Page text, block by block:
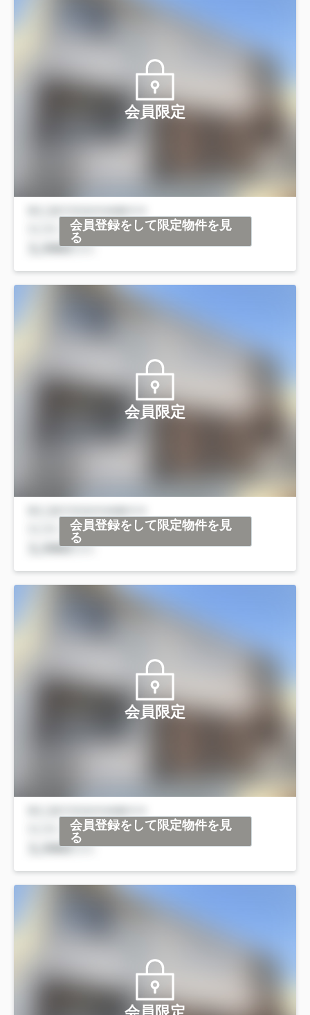
会員限定
会員登録をして限定物件を見
る
会員限定
会員登録をして限定物件を見
る
会員限定
会員登録をして限定物件を見
る
会員限定